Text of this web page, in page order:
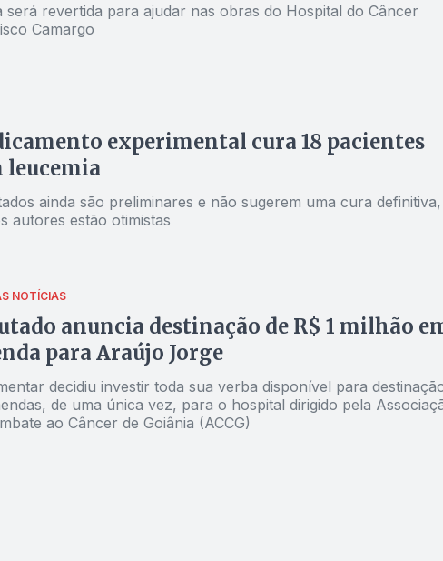
será revertida para ajudar nas obras do Hospital do Câncer
Camargo
experimental cura 18 pacientes
leucemia
ainda são preliminares e não sugerem uma cura definitiva,
autores estão otimistas
NOTÍCIAS
anuncia destinação de R$ 1 milhão
para Araújo Jorge
decidiu investir toda sua verba disponível para
de uma única vez, para o hospital dirigido pela
ao Câncer de Goiânia (ACCG)